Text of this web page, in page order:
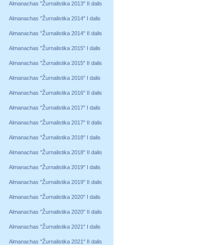
Almanachas "Žurnalistika 2013" II dalis
Almanachas "Žurnalistika 2014" I dalis
Almanachas "Žurnalistika 2014" II dalis
Almanachas "Žurnalistika 2015" I dalis
Almanachas "Žurnalistika 2015" II dalis
Almanachas "Žurnalistika 2016" I dalis
Almanachas "Žurnalistika 2016" II dalis
Almanachas "Žurnalistika 2017" I dalis
Almanachas "Žurnalistika 2017" II dalis
Almanachas "Žurnalistika 2018" I dalis
Almanachas "Žurnalistika 2018" II dalis
Almanachas "Žurnalistika 2019" I dalis
Almanachas "Žurnalistika 2019" II dalis
Almanachas "Žurnalistika 2020" I dalis
Almanachas "Žurnalistika 2020" II dalis
Almanachas "Žurnalistika 2021" I dalis
Almanachas "Žurnalistika 2021" II dalis